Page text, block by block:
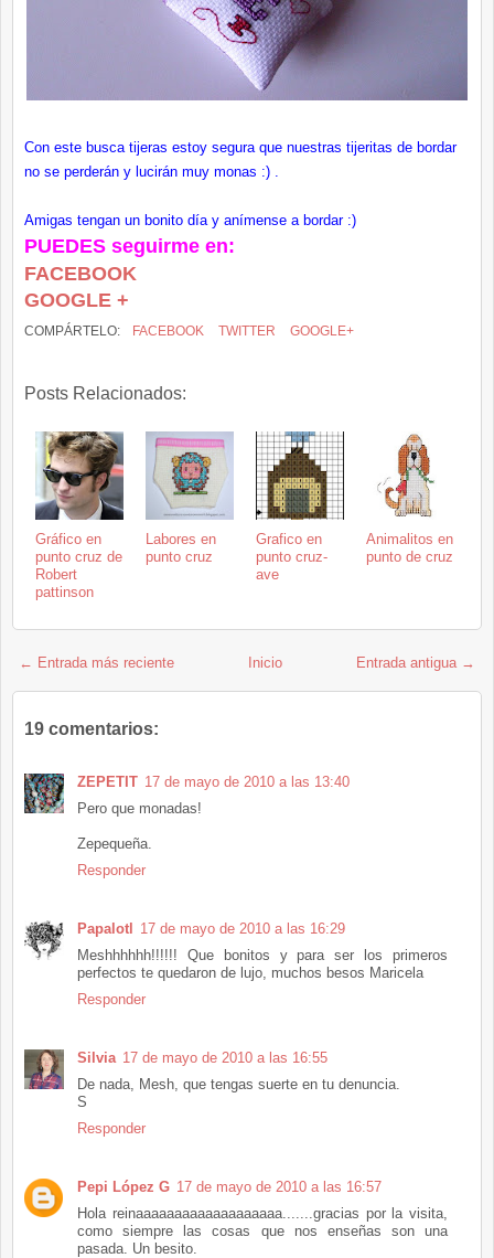
Con este busca tijeras estoy segura que nuestras tijeritas de bordar
no se perderán y lucirán muy monas :) .
Amigas tengan un bonito día y anímense a bordar :)
PUEDES seguirme en:
FACEBOOK
GOOGLE +
COMPÁRTELO: FACEBOOK TWITTER GOOGLE+
Posts Relacionados:
Gráfico en
punto cruz de
Robert
pattinson
Labores en
punto cruz
Grafico en
punto cruz-
ave
Animalitos en
punto de cruz
← Entrada más reciente Entrada antigua →
Inicio
19 comentarios:
ZEPETIT 17 de mayo de 2010 a las 13:40
Pero que monadas!
Zepequeña.
Responder
Papalotl 17 de mayo de 2010 a las 16:29
Meshhhhhh!!!!!! Que bonitos y para ser los primeros
perfectos te quedaron de lujo, muchos besos Maricela
Responder
Silvia 17 de mayo de 2010 a las 16:55
De nada, Mesh, que tengas suerte en tu denuncia.
S
Responder
Pepi López G 17 de mayo de 2010 a las 16:57
Hola reinaaaaaaaaaaaaaaaaaaa.......gracias por la visita,
como siempre las cosas que nos enseñas son una
pasada. Un besito.